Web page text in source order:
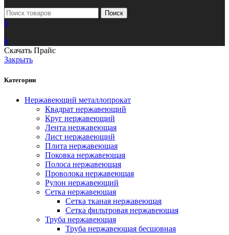
Поиск
0
0
Скачать Прайс
Закрыть
Категории
Нержавеющий металлопрокат
Квадрат нержавеющий
Круг нержавеющий
Лента нержавеющая
Лист нержавеющий
Плита нержавеющая
Поковка нержавеющая
Полоса нержавеющая
Проволока нержавеющая
Рулон нержавеющий
Сетка нержавеющая
Сетка тканая нержавеющая
Сетка фильтровая нержавеющая
Труба нержавеющая
Труба нержавеющая бесшовная